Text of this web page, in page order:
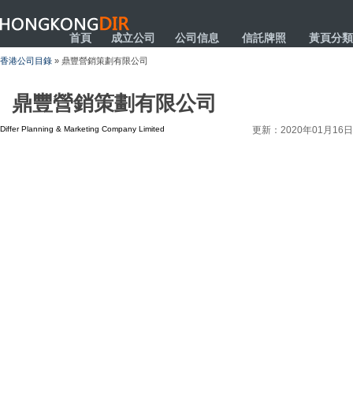
HONGKONGDIR
首頁 成立公司 公司信息 信託牌照 黃頁分類
香港公司目錄 » 鼎豐營銷策劃有限公司
鼎豐營銷策劃有限公司
Differ Planning & Marketing Company Limited 更新：2020年01月16日